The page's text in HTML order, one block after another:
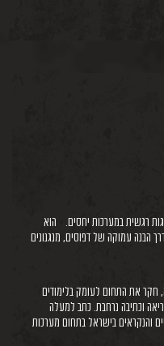
רגשית במערכות יחסים. הוא
הבנה עמוקה של דפוסים, מנגנונים
חקר את התחום לעומק בלימודים
וכתיבה נרחבת. כתב למעלה
והנקראים בישראל בתחום מערכות